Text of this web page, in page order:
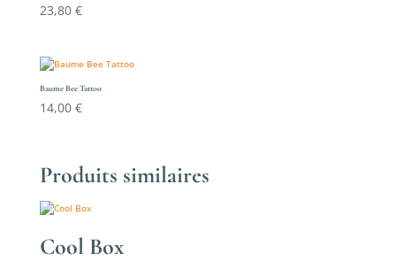
23,80 €
Baume Bee Tattoo
14,00 €
Produits similaires
Cool Box